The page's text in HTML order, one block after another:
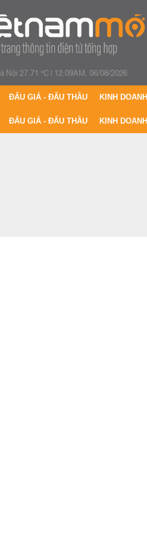
Nội 27.71 °C| 12:09AM, 06/08/2026
ĐẤU GIÁ - ĐẤU THẦU KINH DOANH
ĐẤU GIÁ - ĐẤU THẦU KINH DOANH